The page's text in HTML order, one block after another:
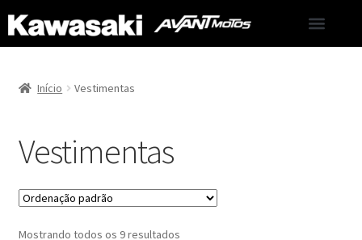
Início Vestimentas
Vestimentas
Mostrando todos os 9 resultados